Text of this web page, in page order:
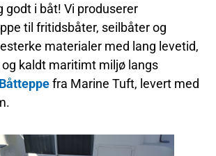
godt i båt! Vi produserer
til fritidsbåter, seilbåter og
materialer med lang levetid,
kaldt maritimt miljø langs
Båtteppefra Marine Tuft, levert med